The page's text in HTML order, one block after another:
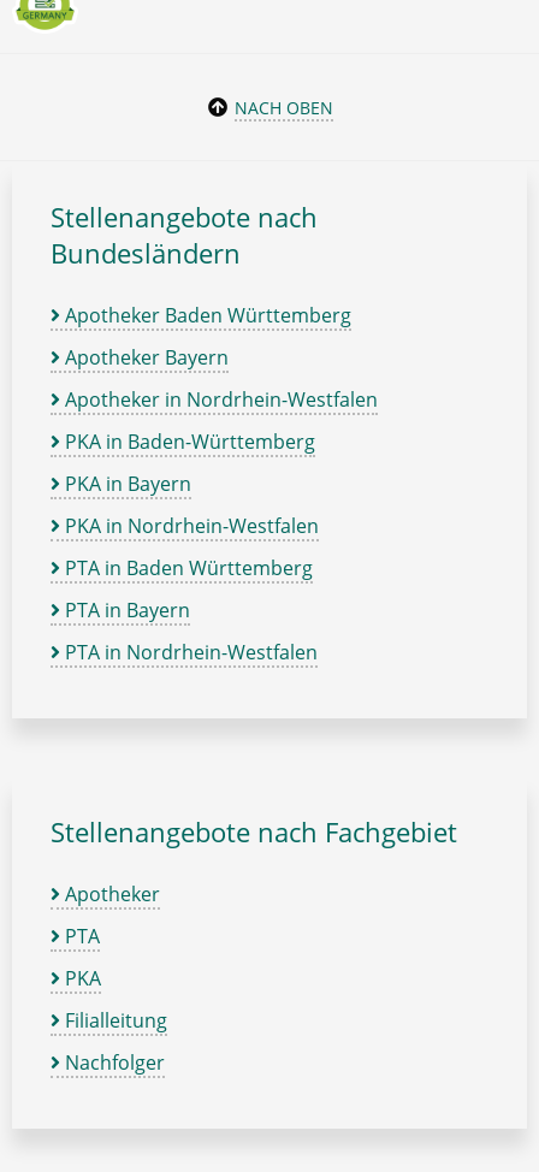
NACH OBEN
Stellenangebote nach
Bundesländern
Apotheker Baden Württemberg
Apotheker Bayern
Apotheker in Nordrhein-Westfalen
PKA in Baden-Württemberg
PKA in Bayern
PKA in Nordrhein-Westfalen
PTA in Baden Württemberg
PTA in Bayern
PTA in Nordrhein-Westfalen
Stellenangebote nach Fachgebiet
Apotheker
PTA
PKA
Filialleitung
Nachfolger